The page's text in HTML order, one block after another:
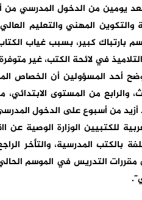
يومين من الدخول المدرسي من
والتكوين المهني والتعليم
في لائحة الكتب، غير
أحد المسؤولين أن
أزيد من أسبوع على الدخول
للكتبيين الوزارة الوصية عن
بالكتب المدرسية، والتأخر
التدريس في الموسم